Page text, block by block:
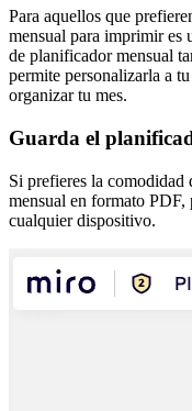
Para aquellos que
mensual para imprimir es
de planificador mensual
permite personalizarla a
organizar tu mes.
Guarda el
Si prefieres la
mensual en formato PDF,
cualquier dispositivo.